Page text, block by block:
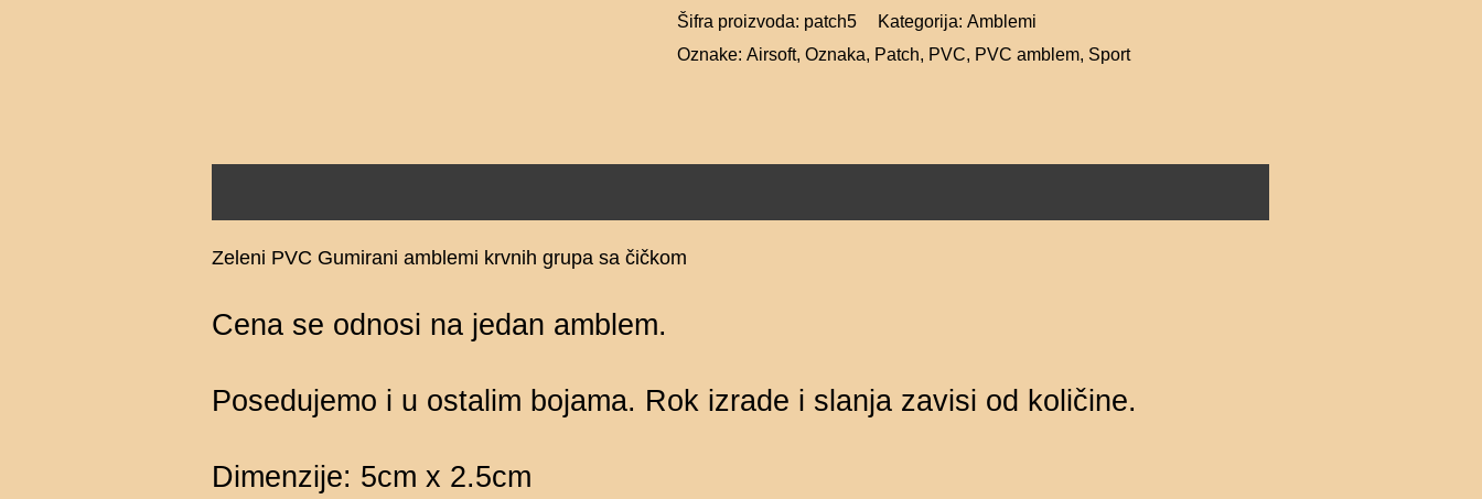
količina
Šifra proizvoda: patch5 Kategorija:Amblemi
Oznake:Airsoft,Oznaka, Patch, PVC, PVC amblem, Sport
Zeleni PVC Gumirani amblemi krvnih grupa sa čičkom
Cena se odnosi na jedan amblem.
Posedujemo i u ostalim bojama. Rok izrade i slanja zavisi od količine.
Dimenzije: 5cm x 2.5cm